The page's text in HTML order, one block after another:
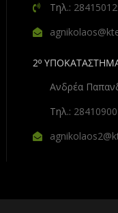
Τηλ.:
2º
Ανδρέα
Τηλ.: